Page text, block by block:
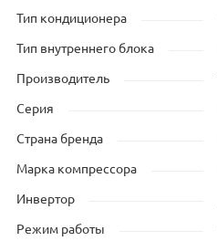
Тип кондиционера
Тип внутреннего блока
Производитель
Серия
Страна бренда
Марка компрессора
Инвертор
Режим работы